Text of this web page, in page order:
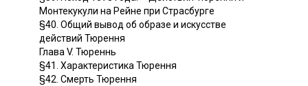
Монтекукули на Рейне при Страсбурге
§40. Общий вывод об образе и искусстве
действий Тюрення
Глава V. Тюреннь
§41. Характеристика Тюрення
§42. Смерть Тюрення